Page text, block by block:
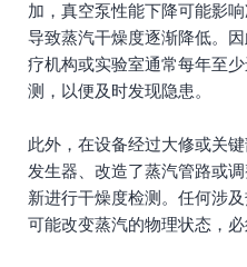
加，真空泵性能下降可能影
导致蒸汽干燥度逐渐降低。
疗机构或实验室通常每年至
测，以便及时发现隐患。
此外，在设备经过大修或关
发生器、改造了蒸汽管路或
新进行干燥度检测。任何涉
可能改变蒸汽的物理状态，